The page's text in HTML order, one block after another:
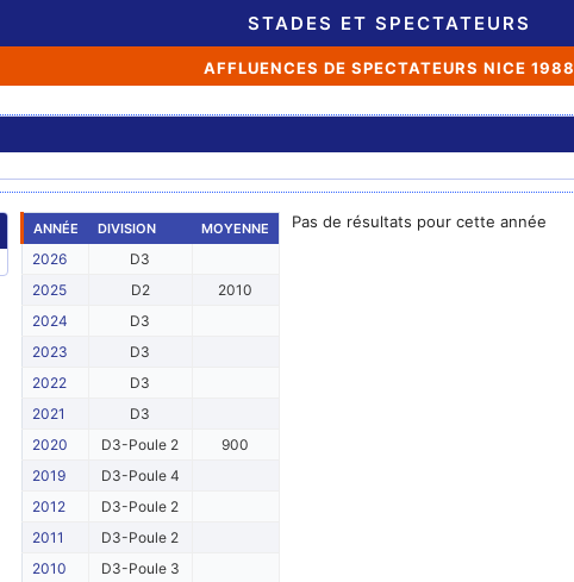
STADES ET SPECTATEURS
AFFLUENCES DE SPECTATEURS NICE 1988
ANNÉE DIVISION MOYENNE
2026
D3
2025
D2
2010
2024
D3
2023
D3
2022
D3
2021
D3
2020
D3-Poule 2
900
2019
D3-Poule 4
2012
D3-Poule 2
2011
D3-Poule 2
2010
D3-Poule 3
Pas de résultats pour cette année